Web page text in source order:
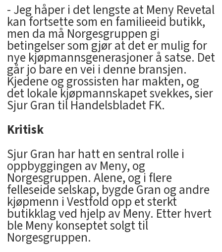
- Jeg håper i det lengste at Meny Revetal
kan fortsette som en familieeid butikk,
men da må Norgesgruppen gi
betingelser som gjør at det er mulig for
nye kjøpmannsgenerasjoner å satse. Det
går jo bare en vei i denne bransjen.
Kjedene og grossisten har makten, og
det lokale kjøpmannskapet svekkes, sier
Sjur Gran til Handelsbladet FK.
Kritisk
Sjur Gran har hatt en sentral rolle i
oppbyggingen av Meny, og
Norgesgruppen. Alene, og i flere
felleseide selskap, bygde Gran og andre
kjøpmenn i Vestfold opp et sterkt
butikklag ved hjelp av Meny. Etter hvert
ble Meny konseptet solgt til
Norgesgruppen.